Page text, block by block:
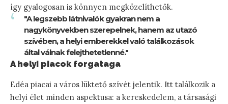
így gyalogosan is könnyen megközelíthetők.
"A legszebb látnivalók gyakran nem a
nagykönyvekben szerepelnek, hanem az utazó
szívében, a helyi emberekkel való találkozások
által válnak felejthetetlenné."
A helyi piacok forgataga
Edéa piacai a város lüktető szívét jelentik. Itt találkozik a
helyi élet minden aspektusa: a kereskedelem, a társasági